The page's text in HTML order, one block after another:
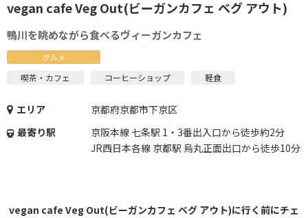
vegan cafe Veg Out(ビーガンカフェ ベグ アウト)
鴨川を眺めながら食べるヴィーガンカフェ
グルメ
喫茶・カフェ コーヒーショップ 軽食
エリア
京都府京都市下京区
最寄り駅
京阪本線 七条駅 1・3番出入口から徒歩約2分
JR西日本各線 京都駅 烏丸正面出口から徒歩10分
vegan cafe Veg Out(ビーガンカフェ ベグ アウト)に行く前にチェ